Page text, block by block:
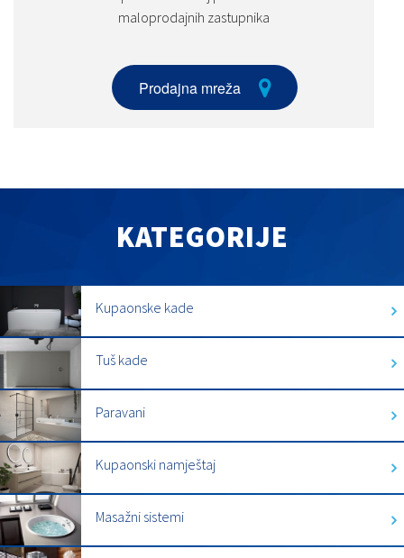
maloprodajnih zastupnika
Prodajna mreža
KATEGORIJE
Kupaonske kade
Tuš kade
Paravani
Kupaonski namještaj
Masažni sistemi